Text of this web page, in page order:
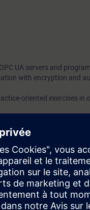
UA servers and
with encryption and
oriented exercises in